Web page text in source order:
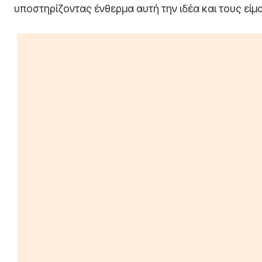
υποστηρίζοντας ένθερμα αυτή την ιδέα και τους